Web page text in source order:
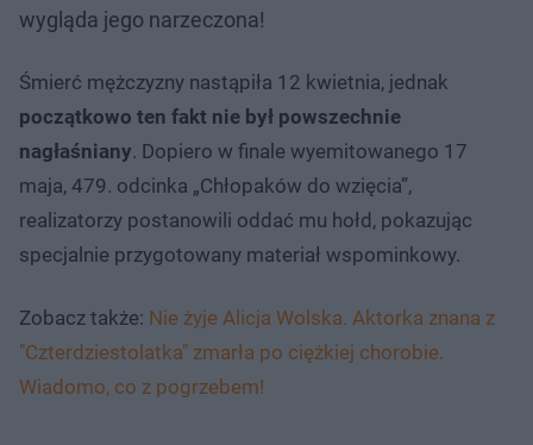
wygląda jego narzeczona!
Śmierć mężczyzny nastąpiła 12 kwietnia, jednak
początkowo ten fakt nie był powszechnie
nagłaśniany. Dopiero w finale wyemitowanego 17
maja, 479. odcinka „Chłopaków do wzięcia”,
realizatorzy postanowili oddać mu hołd, pokazując
specjalnie przygotowany materiał wspominkowy.
Zobacz także: Nie żyje Alicja Wolska. Aktorka znana z
"Czterdziestolatka" zmarła po ciężkiej chorobie.
Wiadomo, co z pogrzebem!